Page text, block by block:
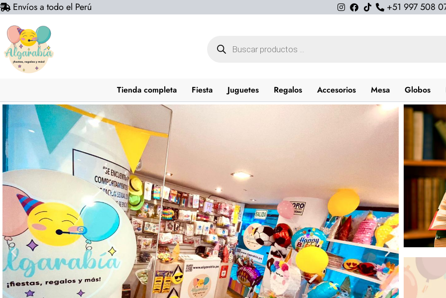
Ir
contenido
Envíos a todo el Perú +51 997 508
productos
Tienda completa Fiesta Juguetes Regalos Accesorios Mesa Globos